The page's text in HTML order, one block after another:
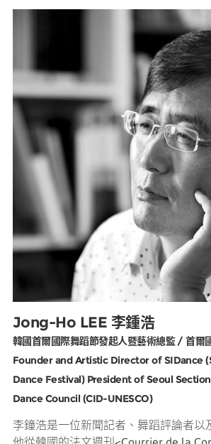
活動專區
原住民族文化藝術補助成果專區
展演櫥窗
關於我們
Jong-Ho LEE 李鍾浩
韓國首爾國際舞蹈節發起人暨藝術總監 / 首爾
Founder and Artistic Director of SIDance
Dance Festival) President of Seoul
Dance Council (CID-UNESCO)
李鐘浩是一位新聞記者、舞蹈評論者以